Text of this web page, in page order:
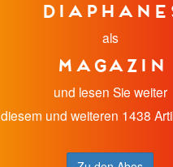
als
Magazin
und lesen Sie weiter
und weiteren 1438